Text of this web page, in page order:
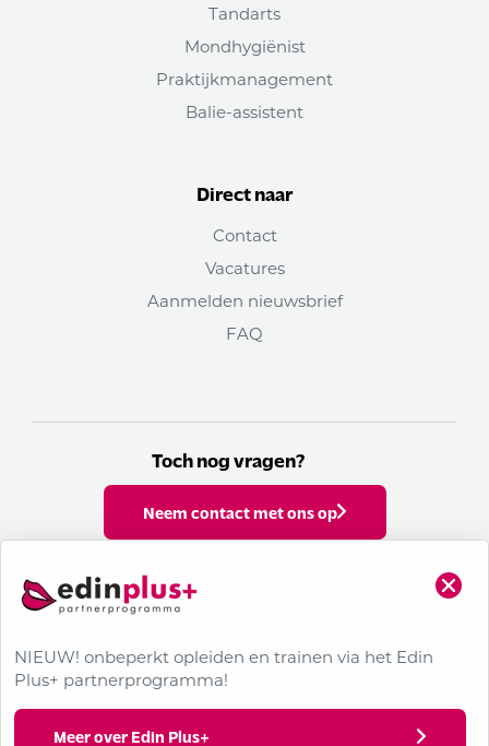
Tandarts
Mondhygiënist
Praktijkmanagement
Balie-assistent
Direct naar
Contact
Vacatures
Aanmelden nieuwsbrief
FAQ
Toch nog vragen?
Neem contact met ons op
Algemene voorwaarden
NIEUW! onbeperkt opleiden en trainen via het Edin
Plus+ partnerprogramma!
Meer over Edin Plus+